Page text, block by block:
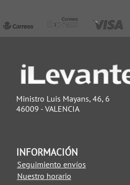
Ministro Luis Mayans, 46, 6
46009 - VALENCIA
INFORMACIÓN
Seguimiento envíos
Nuestro horario